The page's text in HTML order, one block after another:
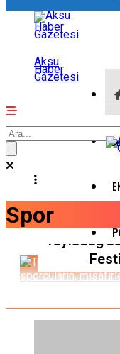
Aksu
Haber
Gazetesi
Spor